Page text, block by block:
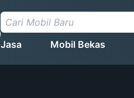
Jasa Mobil Bekas